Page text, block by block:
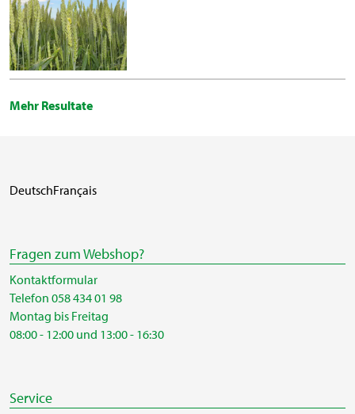
Mehr Resultate
DeutschFrançais
Fragen zum Webshop?
Kontaktformular
Telefon 058 434 01 98
Montag bis Freitag
08:00 - 12:00 und 13:00 - 16:30
Service